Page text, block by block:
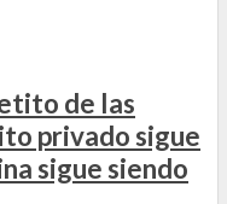
de las
privado sigue
sigue siendo